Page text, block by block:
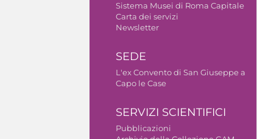
Sistema Musei di Roma Capitale
Carta dei servizi
Newsletter
SEDE
L'ex Convento di San Giuseppe a
Capo le Case
SERVIZI SCIENTIFICI
Pubblicazioni